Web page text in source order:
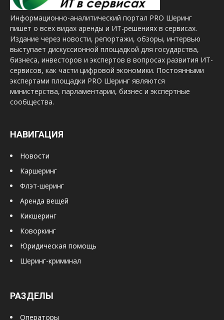
Информационно-аналитический портал PRO Шеринг
пишет о всех видах аренды и ИТ-решениях в сервисах.
Издание через новости, репортажи, обзоры, интервью
выступает дискуссионной площадкой для государства,
бизнеса, инвесторов и экспертов в вопросах развития ИТ-
сервисов, как части цифровой экономики. Постоянными
экспертами площадки PRO Шеринг являются
министерства, парламентарии, бизнес и экспертные
сообщества.
НАВИГАЦИЯ
Новости
Каршеринг
Флэт-шеринг
Аренда вещей
Кикшеринг
Коворкинг
Юридическая помощь
Шеринг-криминал
РАЗДЕЛЫ
Операторы